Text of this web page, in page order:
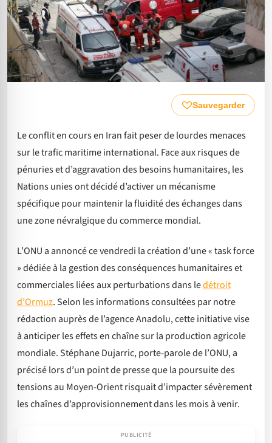
Sauvegarder
Le conflit en cours en Iran fait peser de lourdes menaces
sur le trafic maritime international. Face aux risques de
pénuries et d’aggravation des besoins humanitaires, les
Nations unies ont décidé d’activer un mécanisme
spécifique pour maintenir la fluidité des échanges dans
une zone névralgique du commerce mondial.
L’ONU a annoncé ce vendredi la création d’une « task force
» dédiée à la gestion des conséquences humanitaires et
commerciales liées aux perturbations dans ledétroit
d’Ormuz. Selon les informations consultées par notre
rédaction auprès de l’agence Anadolu, cette initiative vise
à anticiper les effets en chaîne sur la production agricole
mondiale. Stéphane Dujarric, porte-parole de l’ONU, a
précisé lors d’un point de presse que la poursuite des
tensions au Moyen-Orient risquait d’impacter sévèrement
les chaînes d’approvisionnement dans les mois à venir.